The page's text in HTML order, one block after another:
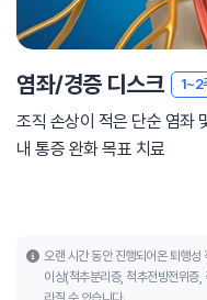
염좌/경증 디스크 1~2
조직 손상이 적은 단순 염좌
내 통증 완화 목표 치료
오랜 시간 동안 진행되어온 퇴행성
이상(척추분리증, 척추전방전위증